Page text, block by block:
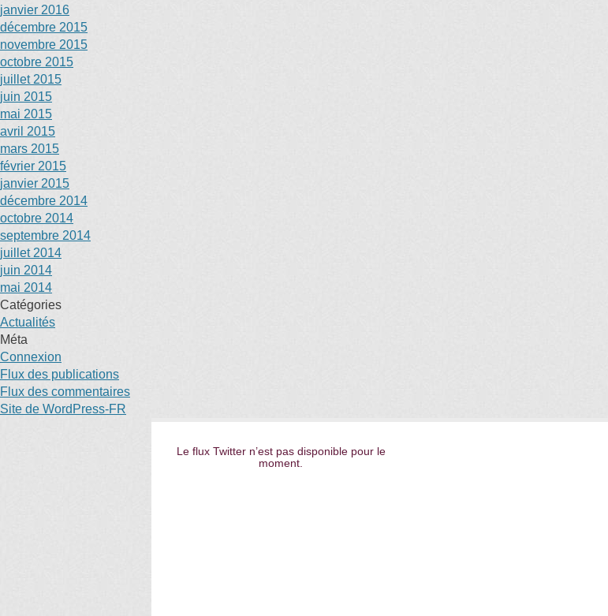
janvier 2016
décembre 2015
novembre 2015
octobre 2015
juillet 2015
juin 2015
mai 2015
avril 2015
mars 2015
février 2015
janvier 2015
décembre 2014
octobre 2014
septembre 2014
juillet 2014
juin 2014
mai 2014
Catégories
Actualités
Méta
Connexion
Flux des publications
Flux des commentaires
Site de WordPress-FR
Le flux Twitter n’est pas disponible pour le
moment.